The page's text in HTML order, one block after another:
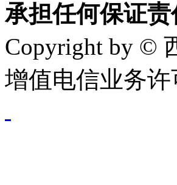
承担任何保证责
Copyright by ©
增值电信业务许